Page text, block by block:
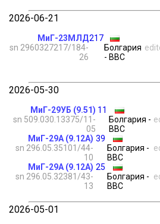
2026-06-21
МиГ-23МЛД
sn 2960327217/184-
26
217
Болгария
- ВВС
2026-05-30
МиГ-29УБ (9.51)
sn 509.030.13375/11-
05
11
Болгария -
ВВС
МиГ-29А (9.12А)
sn 296.05.35101/44-
10
39
Болгария -
ВВС
МиГ-29А (9.12А)
sn 296.05.32381/43-
13
25
Болгария -
ВВС
2026-05-01